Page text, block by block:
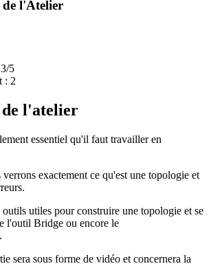
de l'Atelier
3/5
: 2
l'atelier
essentiel qu'il faut travailler en
exactement ce qu'est une topologie et
utiles pour construire une topologie et se
l'outil Bridge ou encore le
sera sous forme de vidéo et concernera la